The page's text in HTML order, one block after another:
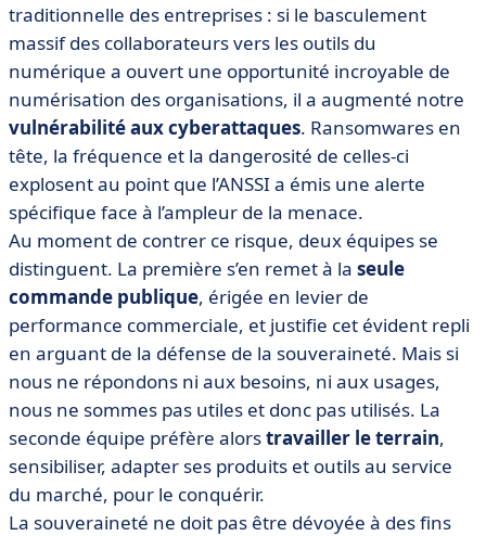
traditionnelle des entreprises : si le basculement
massif des collaborateurs vers les outils du
numérique a ouvert une opportunité incroyable de
numérisation des organisations, il a augmenté notre
vulnérabilité aux cyberattaques. Ransomwares en
tête, la fréquence et la dangerosité de celles-ci
explosent au point que l’ANSSI a émis une alerte
spécifique face à l’ampleur de la menace.
Au moment de contrer ce risque, deux équipes se
distinguent. La première s’en remet à la seule
commande publique, érigée en levier de
performance commerciale, et justifie cet évident repli
en arguant de la défense de la souveraineté. Mais si
nous ne répondons ni aux besoins, ni aux usages,
nous ne sommes pas utiles et donc pas utilisés. La
seconde équipe préfère alorstravailler le terrain,
sensibiliser, adapter ses produits et outils au service
du marché, pour le conquérir.
La souveraineté ne doit pas être dévoyée à des fins